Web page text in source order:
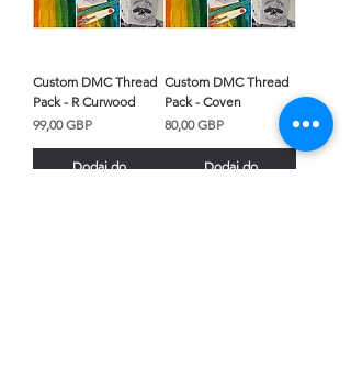
Custom DMC Thread
Pack - R Curwood
Cena
99,00 GBP
Dodaj do
Custom DMC Thread
Pack - Coven
Cena
80,00 GBP
Dodaj do